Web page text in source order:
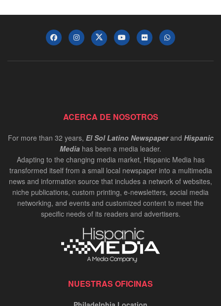
ACERCA DE NOSOTROS
For more than 32 years, El Sol Latino Newspaperand Hispanic
Media has been a media leader.
Adapting to the changing media market, Hispanic Media has
transformed itself from a small local newspaper into a multimedia
news and information source that includes a network of websites,
niche publications, custom printing, e-newsletters, social media
networking, and events and customized content to meet the
specific needs of its readers and advertisers.
NUESTRAS OFICINAS